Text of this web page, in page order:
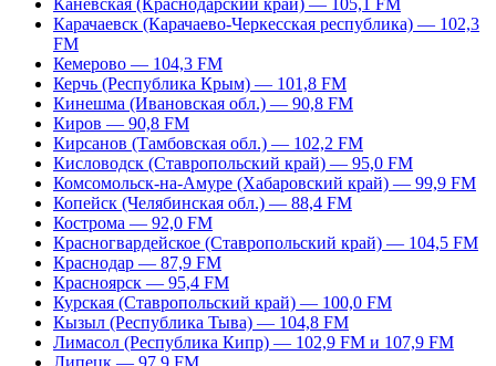
Каневская (Краснодарский край) — 105,1 FM
Карачаевск (Карачаево-Черкесская республика) — 102,3
FM
Кемерово — 104,3 FM
Керчь (Республика Крым) — 101,8 FM
Кинешма (Ивановская обл.) — 90,8 FM
Киров — 90,8 FM
Кирсанов (Тамбовская обл.) — 102,2 FM
Кисловодск (Ставропольский край) — 95,0 FM
Комсомольск-на-Амуре (Хабаровский край) — 99,9 FM
Копейск (Челябинская обл.) — 88,4 FM
Кострома — 92,0 FM
Красногвардейское (Ставропольский край) — 104,5 FM
Краснодар — 87,9 FM
Красноярск — 95,4 FM
Курская (Ставропольский край) — 100,0 FM
Кызыл (Республика Тыва) — 104,8 FM
Лимасол (Республика Кипр) — 102,9 FM и 107,9 FM
Липецк — 97,9 FM